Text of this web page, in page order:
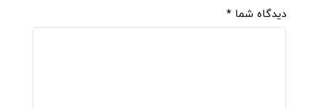
دیدگاه شما *